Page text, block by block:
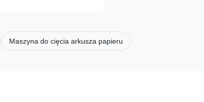
Maszyna do cięcia arkusza papieru